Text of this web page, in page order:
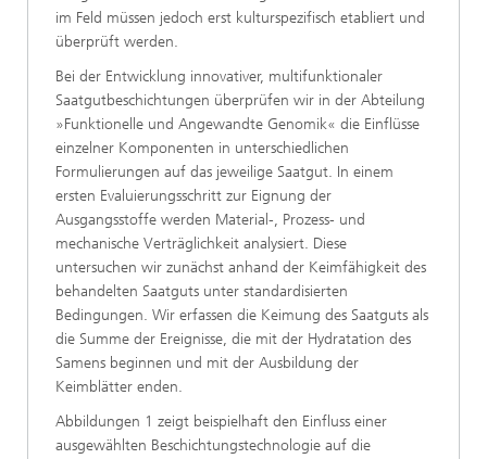
im Feld müssen jedoch erst kulturspezifisch etabliert und
überprüft werden.
Bei der Entwicklung innovativer, multifunktionaler
Saatgutbeschichtungen überprüfen wir in der Abteilung
»Funktionelle und Angewandte Genomik« die Einflüsse
einzelner Komponenten in unterschiedlichen
Formulierungen auf das jeweilige Saatgut. In einem
ersten Evaluierungsschritt zur Eignung der
Ausgangsstoffe werden Material-, Prozess- und
mechanische Verträglichkeit analysiert. Diese
untersuchen wir zunächst anhand der Keimfähigkeit des
behandelten Saatguts unter standardisierten
Bedingungen. Wir erfassen die Keimung des Saatguts als
die Summe der Ereignisse, die mit der Hydratation des
Samens beginnen und mit der Ausbildung der
Keimblätter enden.
Abbildungen 1 zeigt beispielhaft den Einfluss einer
ausgewählten Beschichtungstechnologie auf die